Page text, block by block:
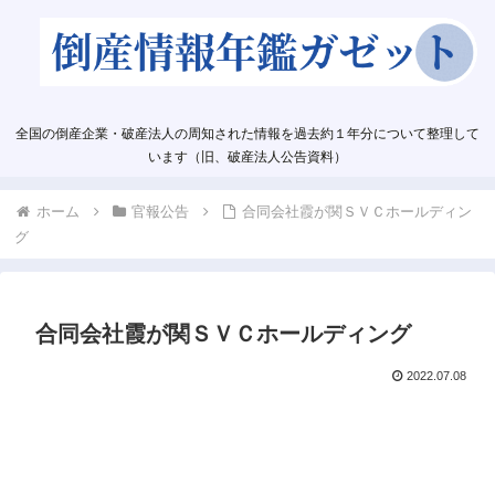
全国の倒産企業・破産法人の周知された情報を過去約１年分について整理して
います（旧、破産法人公告資料）
ホーム 官報公告
合同会社霞が関ＳＶＣホールディン
グ
合同会社霞が関ＳＶＣホールディング
2022.07.08